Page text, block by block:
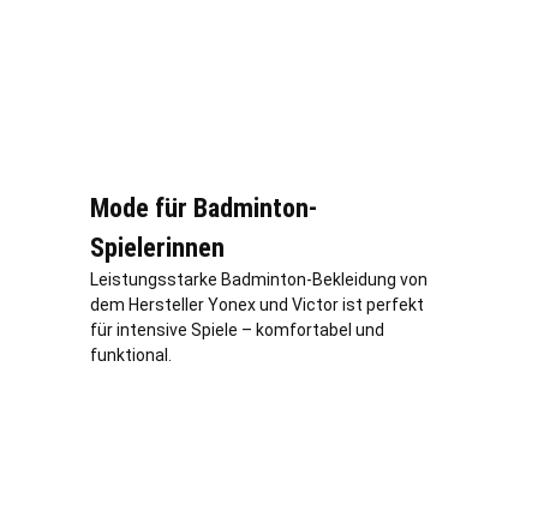
Mode für Badminton-
Spielerinnen
Leistungsstarke Badminton-Bekleidung von
dem Hersteller Yonex und Victor ist perfekt
für intensive Spiele – komfortabel und
funktional.